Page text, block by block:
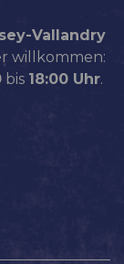
Vallandry
willkommen:
bis 18:00 Uhr.